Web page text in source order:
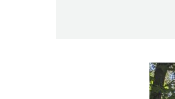
on jaettu lauantai